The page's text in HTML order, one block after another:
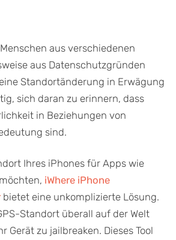
aus verschiedenen
aus Datenschutzgründen
Standortänderung in Erwägung
sich daran zu erinnern, dass
in Beziehungen von
sind.
Ihres iPhones für Apps wie
iWhere iPhone
bietet eine unkomplizierte Lösung.
Standort überall auf der Welt
Gerät zu jailbreaken. Dieses Tool